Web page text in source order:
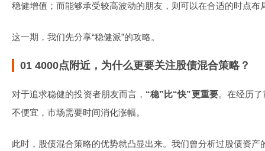
稳健增值；而能够承受较高波动的朋友，则可以在合适的时点布
这一期，我们先分享“稳健派”的攻略。
01 4000点附近，为什么更要关注股债混合策略？
对于追求稳健的投资者朋友而言， “稳”比“快”更重要。在经历
不便宜，市场需要时间消化涨幅。
此时，股债混合策略的优势就凸显出来。我们曾分析过股债资产